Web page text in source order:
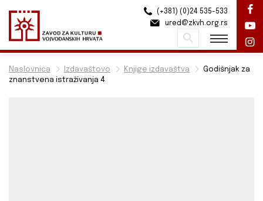
Naslovnica Izdavaštovo Knjige izdavaštva
Godišnjak za
znanstvena istraživanja 4
(+381) (0)24 535-533
ured@zkvh.org.rs
Pretraži